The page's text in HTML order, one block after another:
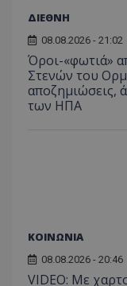
ΔΙΕΘΝΗ
08.08.2026 - 21:02
Όροι-«φωτιά»
Στενών του
αποζημιώσεις,
των ΗΠΑ
ΚΟΙΝΩΝΙΑ
08.08.2026 - 20:46
VIDEO: Με